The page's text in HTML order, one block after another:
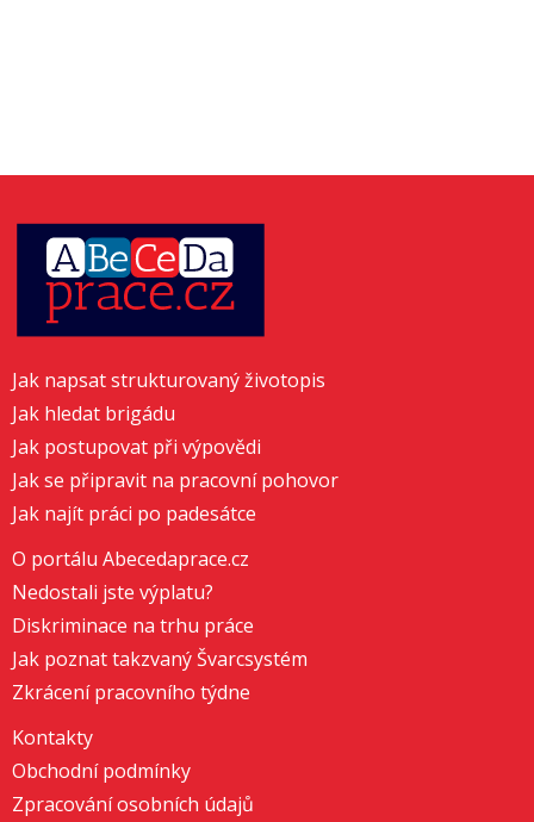
Jak napsat strukturovaný životopis
Jak hledat brigádu
Jak postupovat při výpovědi
Jak se připravit na pracovní pohovor
Jak najít práci po padesátce
O portálu Abecedaprace.cz
Nedostali jste výplatu?
Diskriminace na trhu práce
Jak poznat takzvaný Švarcsystém
Zkrácení pracovního týdne
Kontakty
Obchodní podmínky
Zpracování osobních údajů